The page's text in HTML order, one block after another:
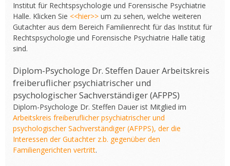
Institut für Rechtspsychologie und Forensische Psychiatrie
Halle. Klicken Sie <<hier>> um zu sehen, welche weiteren
Gutachter aus dem Bereich Familienrecht für das Institut für
Rechtspsychologie und Forensische Psychiatrie Halle tätig
sind.
Diplom-Psychologe Dr. Steffen Dauer Arbeitskreis
freiberuflicher psychiatrischer und
psychologischer Sachverständiger (AFPPS)
Diplom-Psychologe Dr. Steffen Dauer ist Mitglied im
Arbeitskreis freiberuflicher psychiatrischer und
psychologischer Sachverständiger (AFPPS), der die
Interessen der Gutachter z.b. gegenüber den
Familiengerichten vertritt.